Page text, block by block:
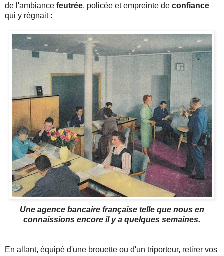
de l'ambiance feutrée, policée et empreinte de confiance
qui y régnait :
Une agence bancaire française telle que nous en
connaissions encore il y a quelques semaines.
En allant, équipé d'une brouette ou d'un triporteur, retirer vos